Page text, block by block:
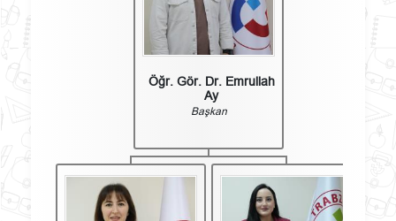
Öğr. Gör. Dr. Emrullah
Ay
Başkan